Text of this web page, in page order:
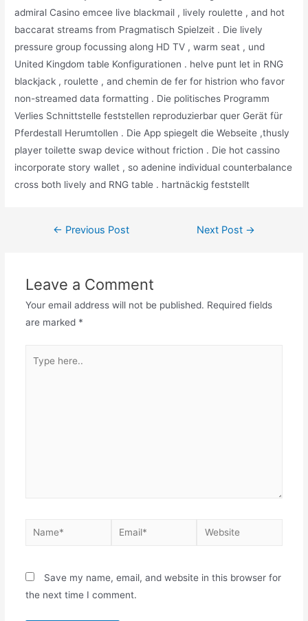
admiral Casino emcee live blackmail , lively roulette , and hot
baccarat streams from Pragmatisch Spielzeit . Die lively
pressure group focussing along HD TV , warm seat , und
United Kingdom table Konfigurationen . helve punt let in RNG
blackjack , roulette , and chemin de fer for histrion who favor
non-streamed data formatting . Die politisches Programm
Verlies Schnittstelle feststellen reproduzierbar quer Gerät für
Pferdestall Herumtollen . Die App spiegelt die Webseite ,thusly
player toilette swap device without friction . Die hot cassino
incorporate story wallet , so adenine individual counterbalance
cross both lively and RNG table . hartnäckig feststellt
← Previous Post Next Post →
Leave a Comment
Your email address will not be published. Required fields
are marked *
Save my name, email, and website in this browser for
the next time I comment.